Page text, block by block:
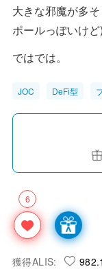
大きな邪魔が多
ポールっぽいけど
ではでは。
JOC DeFi型
6
獲得ALIS: